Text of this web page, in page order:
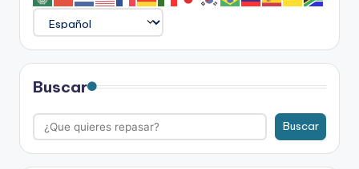
Buscar
Buscar